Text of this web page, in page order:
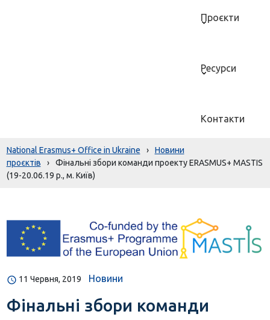
Проєкти
Ресурси
Контакти
National Erasmus+ Office in Ukraine ›
Новини
проєктів
›
Фінальні збори команди проекту ERASMUS+ MASTIS
(19-20.06.19 р., м. Київ)
11 Червня, 2019 Новини
Фінальні збори команди